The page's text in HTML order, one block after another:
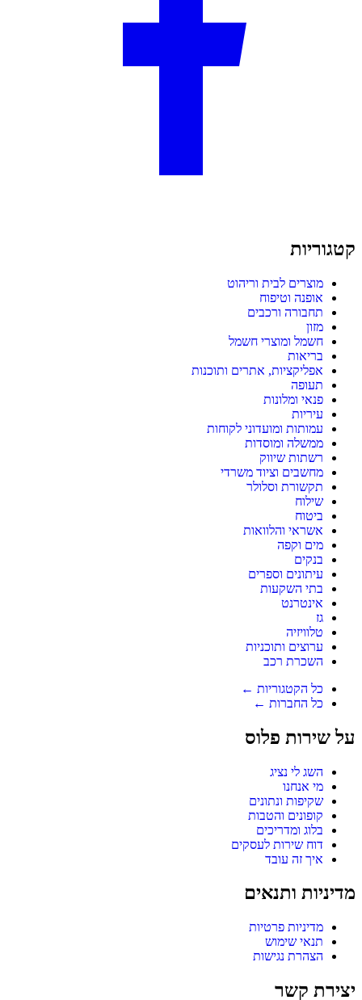
קטגוריות
מוצרים לבית וריהוט
אופנה וטיפוח
תחבורה ורכבים
מזון
חשמל ומוצרי חשמל
בריאות
אפליקציות, אתרים ותוכנות
תעופה
פנאי ומלונות
עיריות
עמותות ומועדוני לקוחות
ממשלה ומוסדות
רשתות שיווק
מחשבים וציוד משרדי
תקשורת וסלולר
שילוח
ביטוח
אשראי והלוואות
מים וקפה
בנקים
עיתונים וספרים
בתי השקעות
אינטרנט
גז
טלוויזיה
ערוצים ותוכניות
השכרת רכב
כל הקטגוריות ←
כל החברות ←
על שירות פלוס
השג לי נציג
מי אנחנו
שקיפות ונתונים
קופונים והטבות
בלוג ומדריכים
דוח שירות לעסקים
איך זה עובד
מדיניות ותנאים
מדיניות פרטיות
תנאי שימוש
הצהרת נגישות
יצירת קשר